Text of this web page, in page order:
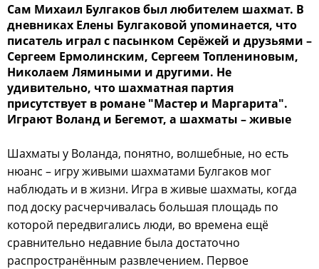
Сам Михаил Булгаков был любителем шахмат. В
дневниках Елены Булгаковой упоминается, что
писатель играл с пасынком Серёжей и друзьями –
Сергеем Ермолинским, Сергеем Топлениновым,
Николаем Лямиными и другими. Не
удивительно, что шахматная партия
присутствует в романе "Мастер и Маргарита".
Играют Воланд и Бегемот, а шахматы – живые
Шахматы у Воланда, понятно, волшебные, но есть
нюанс – игру живыми шахматами Булгаков мог
наблюдать и в жизни. Игра в живые шахматы, когда
под доску расчерчивалась большая площадь по
которой передвигались люди, во времена ещё
сравнительно недавние была достаточно
распространённым развлечением. Первое